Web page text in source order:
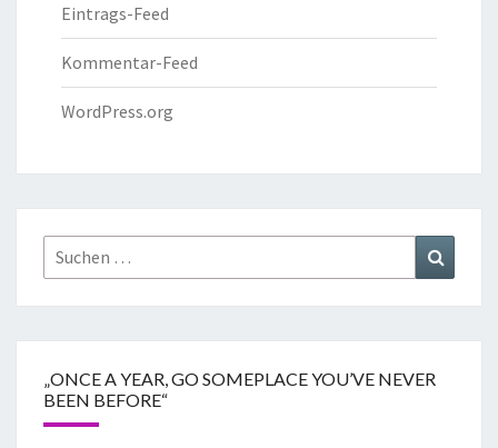
Eintrags-Feed
Kommentar-Feed
WordPress.org
„ONCE A YEAR, GO SOMEPLACE YOU’VE NEVER
BEEN BEFORE“